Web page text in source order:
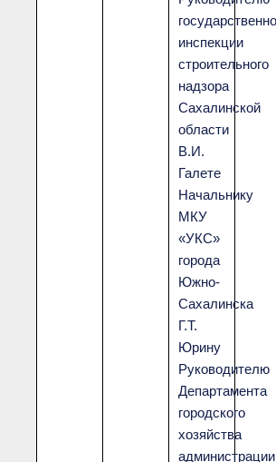
инспекции
строительного
надзора
Сахалинской
области
В.И.
Галете
Начальнику
МКУ
«УКС»
города
Южно-
Сахалинска
Г.Т.
Юрину
Руководителю
Департамента
городского
хозяйства
администрации